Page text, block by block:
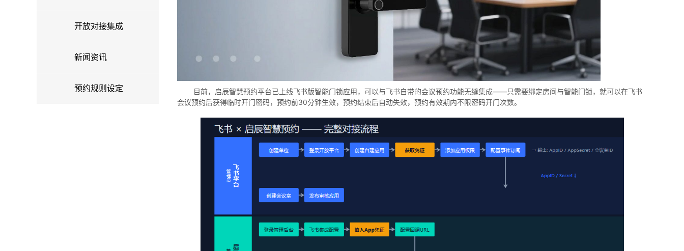
开放对接集成
新闻资讯
预约规则设定
目前，启辰智慧预约平台已上线飞书版智能门锁应用，可以与飞书自带的会议预约功能无缝集成——只需要绑定房间与智能门锁，就可以在飞书
会议预约后获得临时开门密码，预约前30分钟生效，预约结束后自动失效，预约有效期内不限密码开门次数。